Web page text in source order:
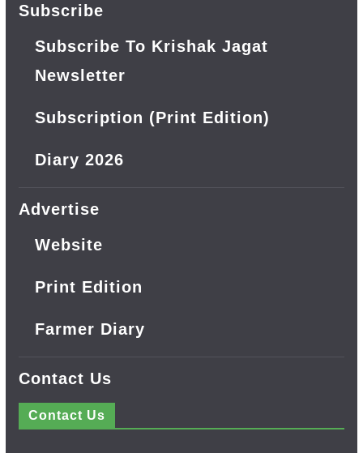
Subscribe
Subscribe To Krishak Jagat
Newsletter
Subscription (Print Edition)
Diary 2026
Advertise
Website
Print Edition
Farmer Diary
Contact Us
Contact Us